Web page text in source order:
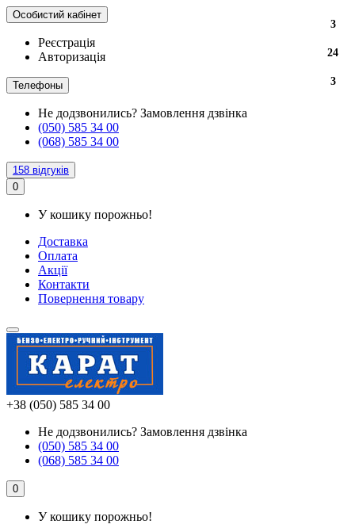
Особистий кабінет
Реєстрація
Авторизація
Телефоны
Не додзвонились? Замовлення дзвінка
(050) 585 34 00
(068) 585 34 00
158 відгуків
0
У кошику порожньо!
Доставка
Оплата
Акції
Контакти
Повернення товару
+38 (050) 585 34 00
Не додзвонились? Замовлення дзвінка
(050) 585 34 00
(068) 585 34 00
0
У кошику порожньо!
3
24
3
3
24
3
3
24
3